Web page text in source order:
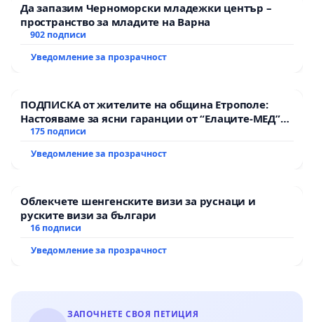
Да запазим Черноморски младежки център –
пространство за младите на Варна
902 подписи
Уведомление за прозрачност
ПОДПИСКА от жителите на община Етрополе:
Настояваме за ясни гаранции от “Елаците-МЕД”
АД и от държавата, че ще се изпълнят всички
175 подписи
Уведомление за прозрачност
Облекчете шенгенските визи за руснаци и
руските визи за българи
16 подписи
Уведомление за прозрачност
ЗАПОЧНЕТЕ СВОЯ ПЕТИЦИЯ